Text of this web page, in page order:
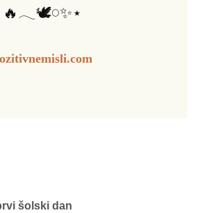
🔥𓂃🕊️𓏸✨⋆
šolski dan